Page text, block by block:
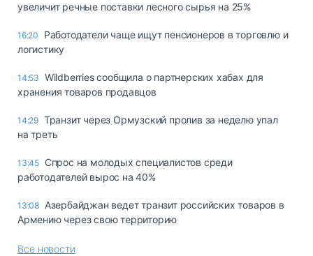
увеличит речные поставки лесного сырья на 25%
16:20
Работодатели чаще ищут пенсионеров в торговлю и
логистику
14:53 Wildberries сообщила о партнерских хабах для
хранения товаров продавцов
14:29 Транзит через Ормузский пролив за неделю упал
на треть
13:45 Спрос на молодых специалистов среди
работодателей вырос на 40%
13:08 Азербайджан ведет транзит российских товаров в
Армению через свою территорию
Все новости